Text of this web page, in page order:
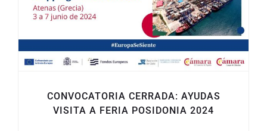
CONVOCATORIA CERRADA: AYUDAS
VISITA A FERIA POSIDONIA 2024